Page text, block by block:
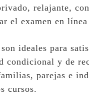
relajante,
el examen en
ideales para
condicional y de
parejas e
cursos.